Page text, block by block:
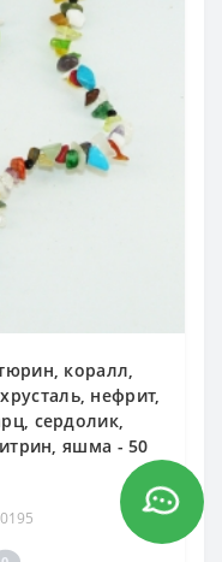
коралл,
нефрит,
сердолик,
яшма - 50